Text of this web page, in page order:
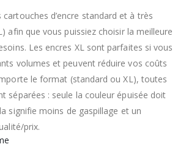
d’encre standard et à très
afin que vous puissiez choisir la meilleure
Les encres XL sont parfaites si vous
volumes et peuvent réduire vos coûts
le format (standard ou XL), toutes
séparées : seule la couleur épuisée doit
signifie moins de gaspillage et un
prix.